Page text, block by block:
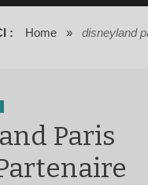
: Home »
disneyland
Paris